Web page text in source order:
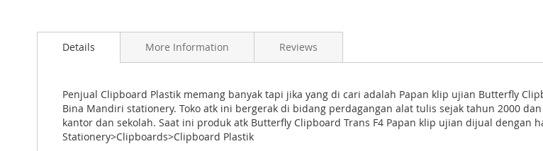
to
images
gallery
Details
Penjual Clipboard Plastik memang banyak tapi jika yang di cari adalah Papan klip ujian Butterfly
Bina Mandiri stationery. Toko atk ini bergerak di bidang perdagangan alat tulis sejak tahun 2000
kantor dan sekolah. Saat ini produk atk Butterfly Clipboard Trans F4 Papan klip ujian dijual dengan
Stationery>Clipboards>Clipboard Plastik
More Information Reviews